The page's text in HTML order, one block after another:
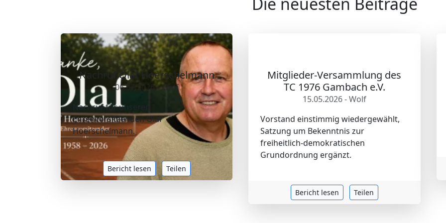
Nachruf Olaf Hoerschelmann
06.07.2026 - Wolf
Nachruf für unseren
Ehrenvorsitzenden Olaf
Hoerschelmann.
Bericht lesen Teilen
Mitglieder-Versammlung des
TC 1976 Gambach e.V.
15.05.2026 - Wolf
Vorstand einstimmig wiedergewählt,
Satzung um Bekenntnis zur
freiheitlich-demokratischen
Grundordnung ergänzt.
Bericht lesen Teilen